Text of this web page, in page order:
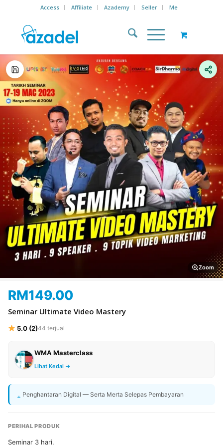
Access Affiliate Azademy Seller Me
Zoom
RM149.00
Seminar Ultimate Video Mastery
5.0 (2)44 terjual
WMA Masterclass
Lihat Kedai →
Penghantaran Digital — Serta Merta Selepas Pembayaran
PERIHAL PRODUK
Seminar 3 hari.